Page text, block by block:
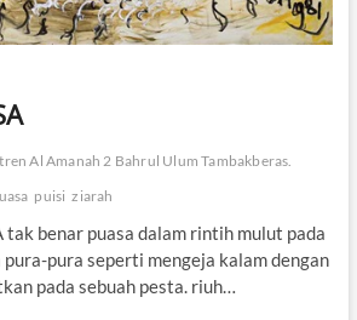
Al Amanah 2 Bahrul Ulum Tambakberas.
puisi ziarah
tak benar puasa dalam rintih mulut pada
pura seperti mengeja kalam dengan
pada sebuah pesta. riuh…